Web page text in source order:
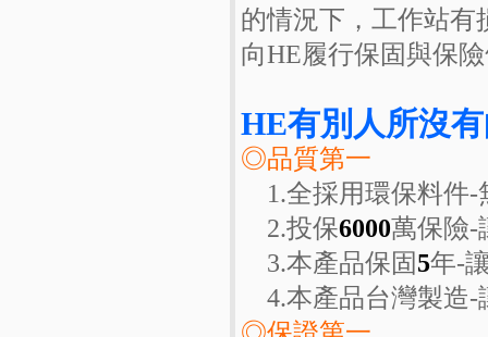
的情況下，工作站有
向HE履行保固與保
HE有別人所沒
◎品質第一
1.全採用環保料件-
2.投保6000萬保險-
3.本產品保固5年-
4.本產品台灣製造-